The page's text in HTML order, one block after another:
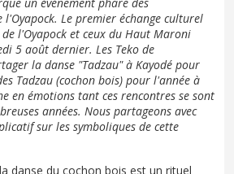
l'Oyapock. Le premier échange culturel
l'Oyapock et ceux du Haut Maroni
5 août dernier. Les Teko de
la danse "Tadzau" à Kayodé pour
Tadzau (cochon bois) pour l'année à
en émotions tant ces rencontres se sont
années. Nous partageons avec
sur les symboliques de cette
danse du cochon bois est un rituel